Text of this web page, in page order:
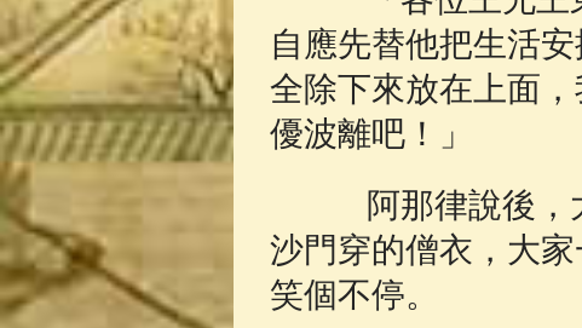
自應先替他把生活
全除下來放在上面
優波離吧！」
阿那律說後，大
沙門穿的僧衣，大
笑個不停。